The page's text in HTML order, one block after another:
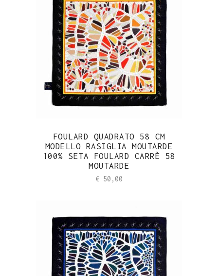
FOULARD QUADRATO 58 CM
MODELLO RASIGLIA MOUTARDE
100% SETA FOULARD CARRÈ 58
MOUTARDE
€ 50,00